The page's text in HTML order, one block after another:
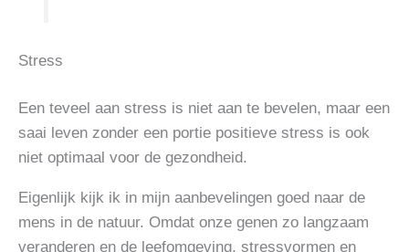
Stress
Een teveel aan stress is niet aan te bevelen, maar een
saai leven zonder een portie positieve stress is ook
niet optimaal voor de gezondheid.
Eigenlijk kijk ik in mijn aanbevelingen goed naar de
mens in de natuur. Omdat onze genen zo langzaam
veranderen en de leefomgeving, stressvormen en